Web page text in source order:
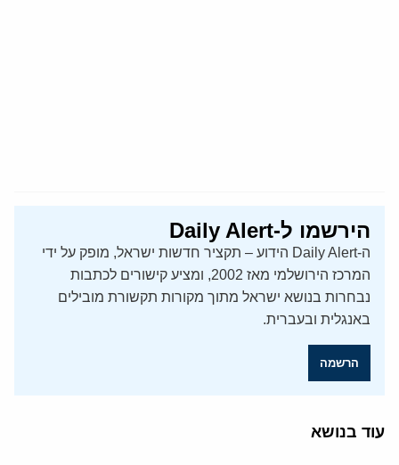
הירשמו ל-Daily Alert
ה-Daily Alert הידוע – תקציר חדשות ישראל, מופק על ידי
המרכז הירושלמי מאז 2002, ומציע קישורים לכתבות
נבחרות בנושא ישראל מתוך מקורות תקשורת מובילים
באנגלית ובעברית.
הרשמה
עוד בנושא